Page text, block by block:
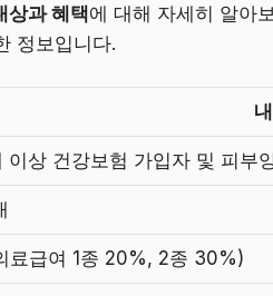
상과 혜택에 대해 자세히 알아
정보입니다.
이상 건강보험 가입자 및 피부
료급여 1종 20%, 2종 30%)